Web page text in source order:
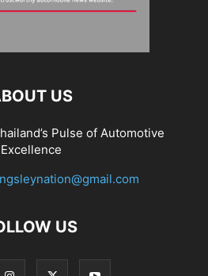
US
Pulse of Automotive
Excellence
US